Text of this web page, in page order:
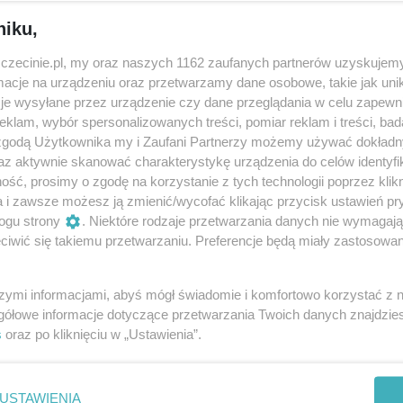
obszary rozwoju dziecka, a szczególnie na
– dzieci i opiekunowie – mogą poddać się
zabawę.
beztroską, a przede wszystkim muzyką!
i animatorzy. W tym sezonie poprowadzą je:
Natalia Wesołowska, szczeciński muzyk,
wielu talentów Joanna Lewandowska. Oprócz
maskotki warsztatów – mądry Pan Karłowicz oraz jego
dzieci od 1. do 6. roku życia i odbywają się w trzech
w wieku 1-2 lat, o godzinie 10.30 – dzieci w
dzieci w wieku 5-6 lat.
my oraz naszych 1162 zaufanych partnerów
na urządzeniu oraz przetwarzamy dane osobowe, takie jak
wysyłane przez urządzenie czy dane przeglądania w celu
wybór spersonalizowanych treści, pomiar reklam i treści,
Użytkownika my i Zaufani Partnerzy możemy używać
aktywnie skanować charakterystykę urządzenia do celów
prosimy o zgodę na korzystanie z tych technologii poprzez
i zawsze możesz ją zmienić/wycofać klikając przycisk ustawień
strony
. Niektóre rodzaje przetwarzania danych nie
się takiemu przetwarzaniu. Preferencje będą miały
informacjami, abyś mógł świadomie i komfortowo korzystać z
informacje dotyczące przetwarzania Twoich danych
oraz po kliknięciu w „Ustawienia”.
USTAWIENIA